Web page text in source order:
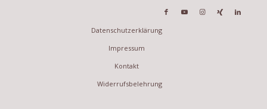
Datenschutzerklärung
Impressum
Kontakt
Widerrufsbelehrung